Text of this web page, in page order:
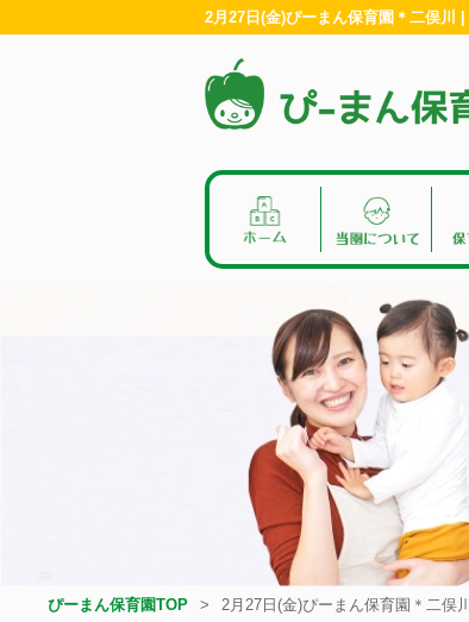
2月27日(金)ぴーまん保育園＊二俣川
ぴーまん保育園TOP 2月27日(金)ぴーまん保育園＊二俣川